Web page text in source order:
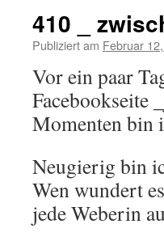
410 _
Publiziert am Februar
Vor ein paar
Facebookseite
Momenten bin
Neugierig bin
Wen wundert
jede Weberin